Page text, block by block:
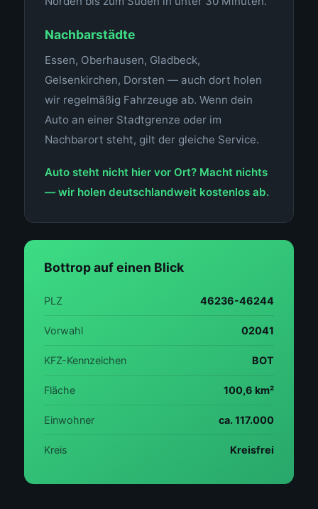
Nachbarstädte
Essen, Oberhausen, Gladbeck,
Gelsenkirchen, Dorsten — auch dort holen
wir regelmäßig Fahrzeuge ab. Wenn dein
Auto an einer Stadtgrenze oder im
Nachbarort steht, gilt der gleiche Service.
Auto steht nicht hier vor Ort? Macht nichts
— wir holen deutschlandweit kostenlos ab.
Bottrop auf einen Blick
PLZ 46236-46244
Vorwahl 02041
KFZ-Kennzeichen BOT
Fläche 100,6 km²
Einwohner ca. 117.000
Kreis Kreisfrei